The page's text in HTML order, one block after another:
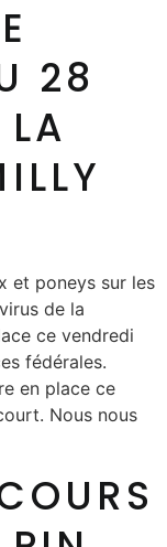
28
et poneys sur les
de la
ce vendredi
fédérales.
en place ce
Nous nous